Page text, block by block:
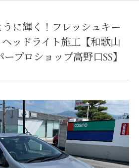
に輝く！フレッシュキー
ッドライト施工【和歌山
プロショップ高野口SS】